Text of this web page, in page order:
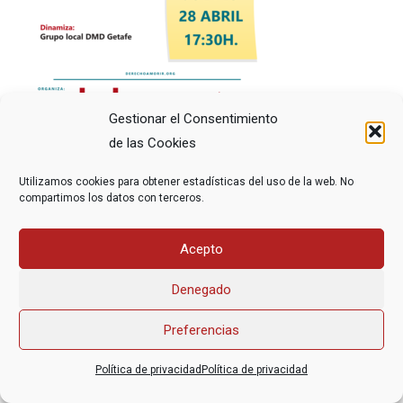
Gestionar el Consentimiento
de las Cookies
Utilizamos cookies para obtener estadísticas del uso de la web. No
compartimos los datos con terceros.
Acepto
Denegado
Preferencias
Política de privacidad Política de privacidad